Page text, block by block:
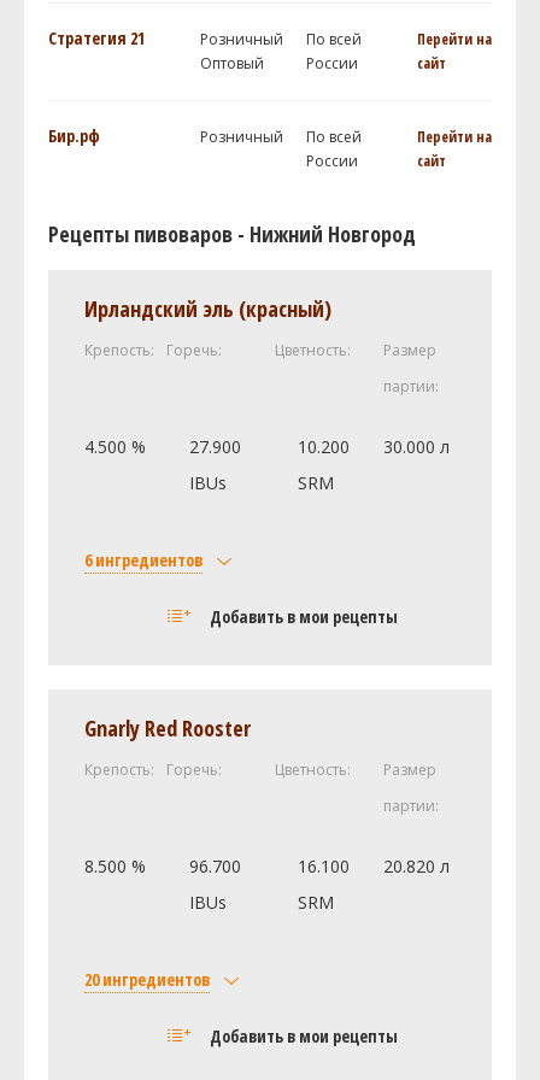
Стратегия 21
Розничный
Оптовый
По всей
России
Перейти на
сайт
Бир.рф Розничный
По всей
России
Перейти на
сайт
Рецепты пивоваров - Нижний Новгород
Добавить в мои рецепты
Ирландский эль (красный)
Крепость: Горечь: Цветность:
Размер
партии:
4.500 %
27.900
IBUs
10.200
SRM
30.000 л
6 ингредиентов
Viking malt Pale Ale
Хмель
Ист Кент Голдингc (East Kent
50 г
Дрожжи
Добавить в мои рецепты
Gnarly Red Rooster
Крепость: Горечь: Цветность:
Размер
партии:
8.500 %
96.700
IBUs
16.100
SRM
20.820 л
20 ингредиентов
Castle Malting Munich (Мюнхенский)